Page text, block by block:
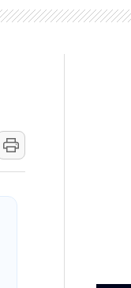
주 차익실현 속 혼조세
화·호르무즈 재개방 기대
임시 주총 기대감에
레버리지 위험수위…숨
상…대응 1단계 진압 중
봐야, 경쟁상대 中과 비
아에 새 안보 위기… 반